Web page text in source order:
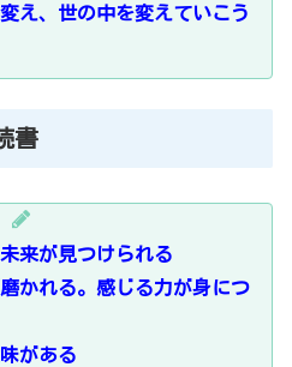
え、世の中を変えていこう
書
来が見つけられる
かれる。感じる力が身につ
がある